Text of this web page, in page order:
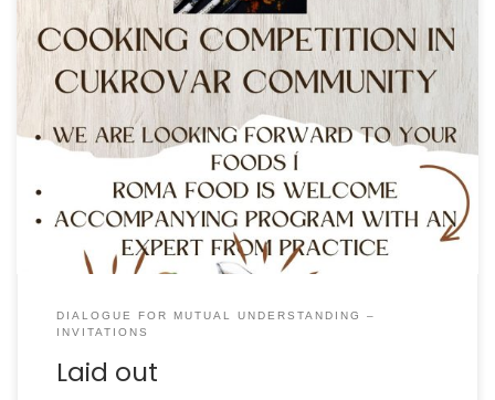
DIALOGUE FOR MUTUAL UNDERSTANDING –
INVITATIONS
Laid out